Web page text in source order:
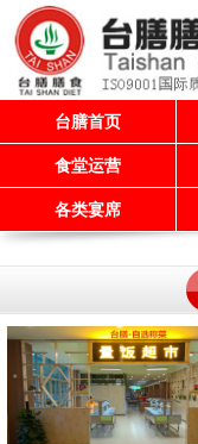
台膳首页
食堂运营
各类宴席